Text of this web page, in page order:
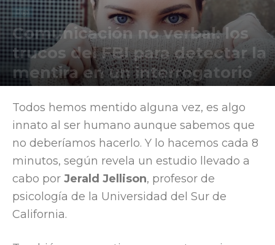
Digo
Comunicación no verbal: los
trucos del FBI para detectar la
mentira en un interrogatorio
Todos hemos mentido alguna vez, es algo
innato al ser humano aunque sabemos que
no deberíamos hacerlo. Y lo hacemos cada 8
minutos, según revela un estudio llevado a
cabo por Jerald Jellison, profesor de
psicología de la Universidad del Sur de
California.